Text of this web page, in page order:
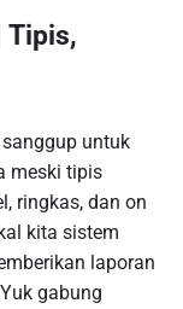
Tipis,
untuk
meski tipis
ringkas, dan on
kita sistem
laporan
gabung